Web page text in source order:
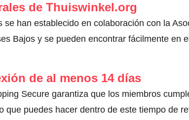
de Thuiswinkel.org
se han establecido en colaboración con la
Bajos y se pueden encontrar fácilmente en
de al menos 14 días
Secure garantiza que los miembros
que puedes hacer dentro de este tiempo de